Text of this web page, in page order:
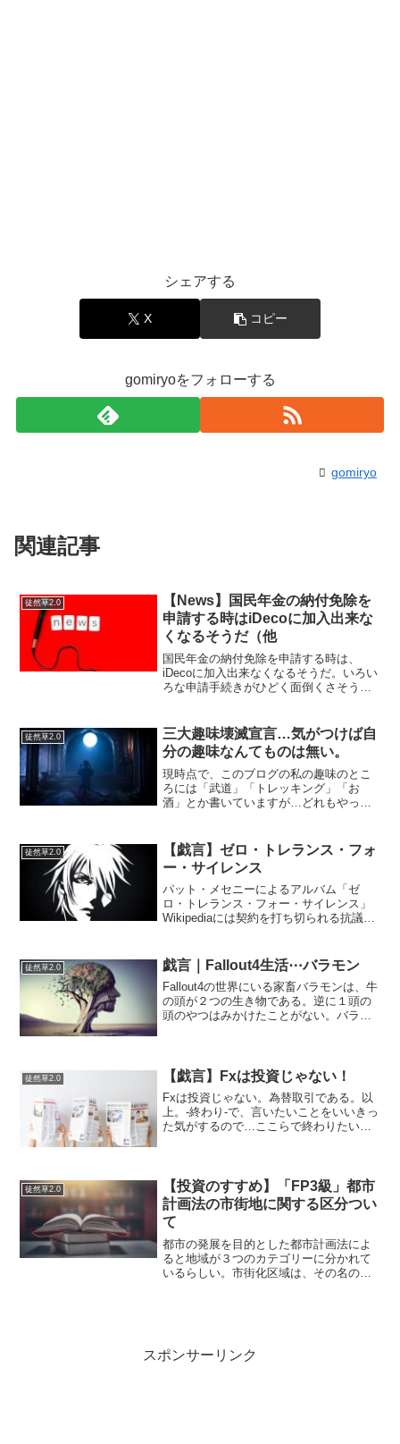
シェアする
X コピー
gomiryoをフォローする
gomiryo
関連記事
徒然草2.0
【News】国民年金の納付免除を
申請する時はiDecoに加入出来な
くなるそうだ（他
国民年金の納付免除を申請する時は、
iDecoに加入出来なくなるそうだ。いろい
ろな申請手続きがひどく面倒くさそうだ
か、失業中に国民年金もiDecoも支払っ
て、...
徒然草2.0
三大趣味壊滅宣言…気がつけば自
分の趣味なんてものは無い。
現時点で、このブログの私の趣味のとこ
ろには「武道」「トレッキング」「お
酒」とか書いていますが…どれもやって
い。コロナのせいでお酒を飲む機会も減
りましたし、家では飲みません。...
徒然草2.0
【戯言】ゼロ・トレランス・フォ
ー・サイレンス
パット・メセニーによるアルバム「ゼ
ロ・トレランス・フォー・サイレンス」
Wikipediaには契約を打ち切られる抗議の
とか、色々と言われているとのこと。…
結局よくわかりま...
徒然草2.0 戯言｜Fallout4生活⋯バラモン
Fallout4の世界にいる家畜バラモンは、牛
の頭が２つの生き物である。逆に１頭の
頭のやつはみかけたことがない。バラモ
教にも引き継が...
徒然草2.0 【戯言】Fxは投資じゃない！
Fxは投資じゃない。為替取引である。以
上。-終わり-で、言いたいことをいいきっ
た気がするので…ここらで終わりたいの
言葉があります...
徒然草2.0
【投資のすすめ】「FP3級」都市
計画法の市街地に関する区分つい
て
都市の発展を目的とした都市計画法によ
ると地域が３つのカテゴリーに分かれて
いるらしい。市街化区域は、その名の通
スポンサーリンク